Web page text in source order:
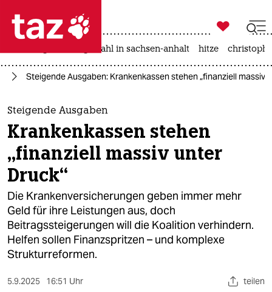
 taz zahl ich
taz zahl ich
themen
politik
öko
gesellschaft
kultur
sport
berlin

taz zahl ich
landtagswahl in sachsen-anhalt hitze
Steigende Ausgaben: Krankenkassen stehen „finanziell massiv
Steigende Ausgaben
Krankenkassen stehen
„finanziell massiv unter
Druck“
Die Krankenversicherungen geben immer mehr
Geld für ihre Leistungen aus, doch
Beitragssteigerungen will die Koalition verhindern.
Helfen sollen Finanzspritzen – und komplexe
Strukturreformen.
5.9.2025 16:51 Uhr teilen